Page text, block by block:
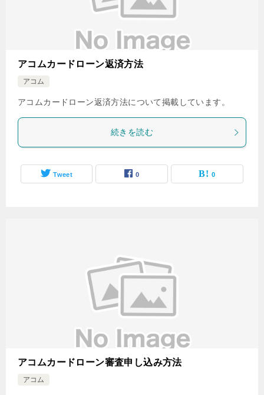
アコムカードローン返済方法
アコム
アコムカードローン返済方法について掲載しています。
続きを読む
Tweet 0 0
アコムカードローン審査申し込み方法
アコム